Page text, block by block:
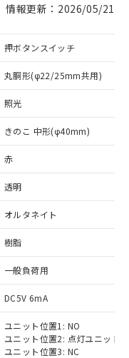
情報更新：2026/05/21
押ボタンスイッチ
丸胴形(φ22/25mm共用)
照光
きのこ 中形(φ40mm)
赤
透明
オルタネイト
樹脂
一般負荷用
DC5V 6mA
ユニット位置1: NO
ユニット位置2: 点灯ユニット
ユニット位置3: NC